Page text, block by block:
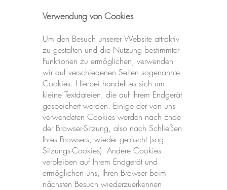
Verwendung von Cookies
Um den Besuch unserer Website attraktiv
zu gestalten und die Nutzung bestimmter
Funktionen zu ermöglichen, verwenden
wir auf verschiedenen Seiten sogenannte
Cookies. Hierbei handelt es sich um
kleine Textdateien, die auf Ihrem Endgerät
gespeichert werden. Einige der von uns
verwendeten Cookies werden nach Ende
der Browser-Sitzung, also nach Schließen
Ihres Browsers, wieder gelöscht (sog.
Sitzungs-Cookies). Andere Cookies
verbleiben auf Ihrem Endgerät und
ermöglichen uns, Ihren Browser beim
nächsten Besuch wiederzuerkennen